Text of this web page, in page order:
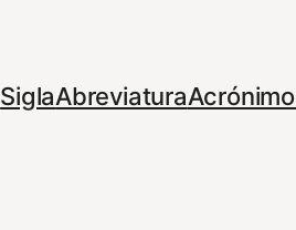
SiglaAbreviaturaAcrónimo